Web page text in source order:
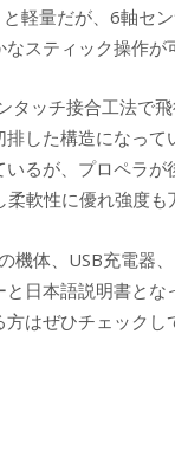
軽量だが、6軸セ
スティック操作が
タッチ接合工法で
排した構造になっ
いるが、プロペラ
軟性に優れ強度も
機体、USB充電器
日本語説明書と
はぜひチェックし